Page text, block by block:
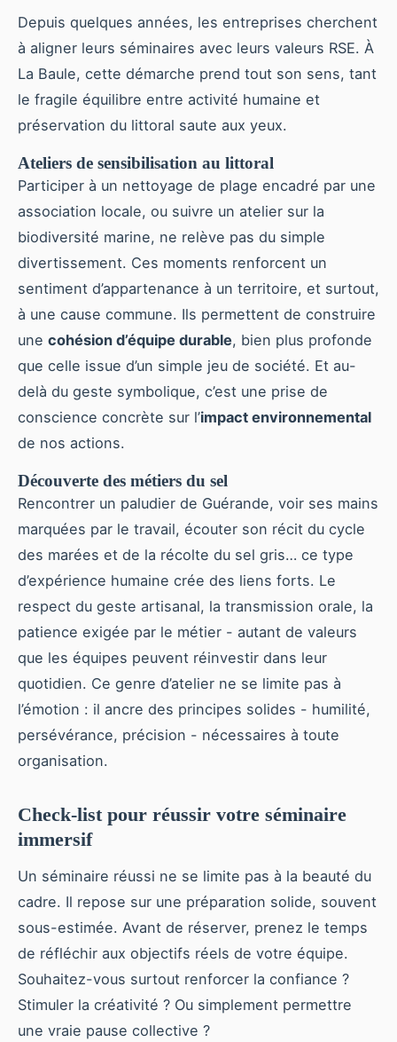
Depuis quelques années, les entreprises cherchent
à aligner leurs séminaires avec leurs valeurs RSE. À
La Baule, cette démarche prend tout son sens, tant
le fragile équilibre entre activité humaine et
préservation du littoral saute aux yeux.
Ateliers de sensibilisation au littoral
Participer à un nettoyage de plage encadré par une
association locale, ou suivre un atelier sur la
biodiversité marine, ne relève pas du simple
divertissement. Ces moments renforcent un
sentiment d’appartenance à un territoire, et surtout,
à une cause commune. Ils permettent de construire
une cohésion d’équipe durable, bien plus profonde
que celle issue d’un simple jeu de société. Et au-
delà du geste symbolique, c’est une prise de
conscience concrète sur l’impact environnemental
de nos actions.
Découverte des métiers du sel
Rencontrer un paludier de Guérande, voir ses mains
marquées par le travail, écouter son récit du cycle
des marées et de la récolte du sel gris… ce type
d’expérience humaine crée des liens forts. Le
respect du geste artisanal, la transmission orale, la
patience exigée par le métier - autant de valeurs
que les équipes peuvent réinvestir dans leur
quotidien. Ce genre d’atelier ne se limite pas à
l’émotion : il ancre des principes solides - humilité,
persévérance, précision - nécessaires à toute
organisation.
Check-list pour réussir votre séminaire
immersif
Un séminaire réussi ne se limite pas à la beauté du
cadre. Il repose sur une préparation solide, souvent
sous-estimée. Avant de réserver, prenez le temps
de réfléchir aux objectifs réels de votre équipe.
Souhaitez-vous surtout renforcer la confiance ?
Stimuler la créativité ? Ou simplement permettre
une vraie pause collective ?